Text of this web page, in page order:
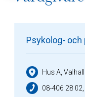
Psykolog-
Hus A,
08-406 28